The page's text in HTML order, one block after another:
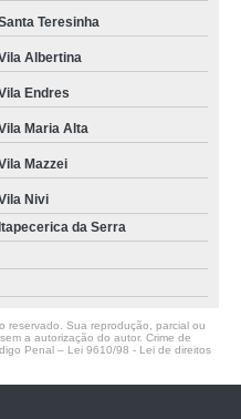
Teresinha
Albertina
Endres
Maria Alta
Mazzei
Nivi
Itapecerica da Serra
reservado. Sua reprodução, parcial ou
a autorização do autor. Crime de
Penal – Lei 9610/98 - Lei de direitos